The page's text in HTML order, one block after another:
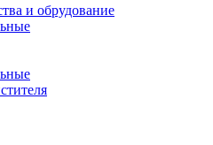
и обрудование